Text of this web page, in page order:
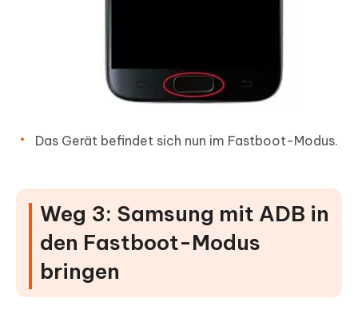
Das Gerät befindet sich nun im Fastboot-Modus.
Weg 3: Samsung mit ADB in
den Fastboot-Modus
bringen